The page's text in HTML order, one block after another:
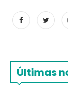
Últimas